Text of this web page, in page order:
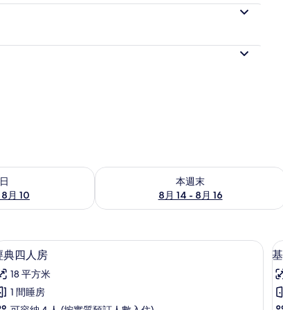
月 10
的可訂空房
本週末
8月 14 - 8月 16
查看本週末 8月 14 - 8月 16的可訂空房
2
典四人房
18 平方米
1 間睡房